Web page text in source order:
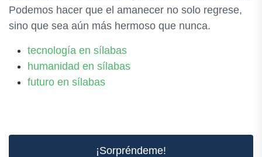
Podemos hacer que el amanecer no solo regrese,
sino que sea aún más hermoso que nunca.
tecnología en sílabas
humanidad en sílabas
futuro en sílabas
¡Sorpréndeme!